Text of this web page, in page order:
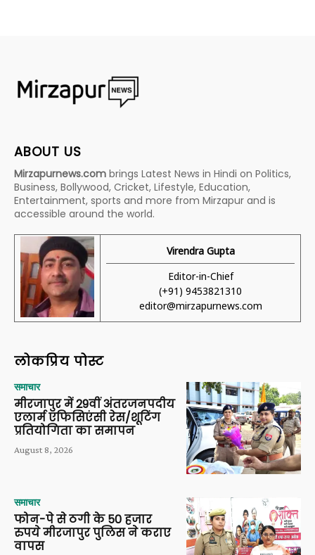
ABOUT US
Mirzapurnews.com brings Latest News in Hindi on Politics,
Business, Bollywood, Cricket, Lifestyle, Education,
Entertainment, sports and more from Mirzapur and is
accessible around the world.
Virendra Gupta
Editor-in-Chief
(+91) 9453821310
editor@mirzapurnews.com
लोकप्रिय पोस्ट
समाचार
मीरजापुर में 29वीं अंतरजनपदीय
एलार्म एफिसिएंसी रेस/शूटिंग
प्रतियोगिता का समापन
August 8, 2026
समाचार
फोन-पे से ठगी के 50 हजार
रुपये मीरजापुर पुलिस ने कराए
वापस